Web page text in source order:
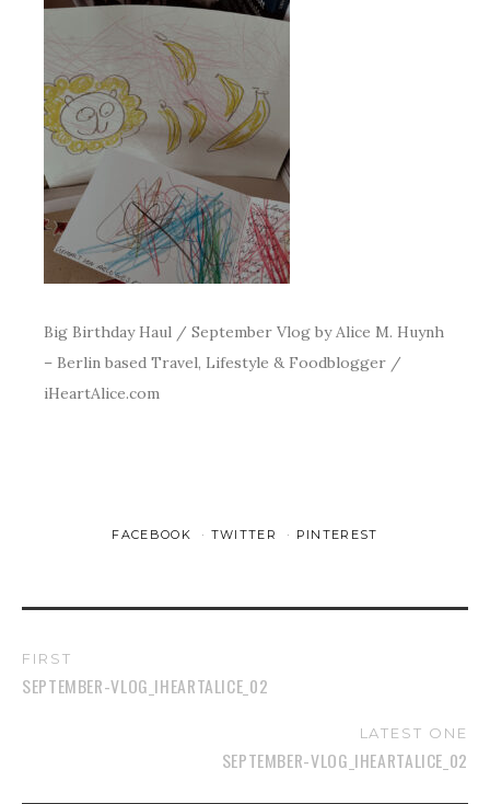
Big Birthday Haul / September Vlog by Alice M. Huynh
– Berlin based Travel, Lifestyle & Foodblogger /
iHeartAlice.com
FACEBOOK TWITTER PINTEREST
FIRST
SEPTEMBER-VLOG_IHEARTALICE_02
LATEST ONE
SEPTEMBER-VLOG_IHEARTALICE_02